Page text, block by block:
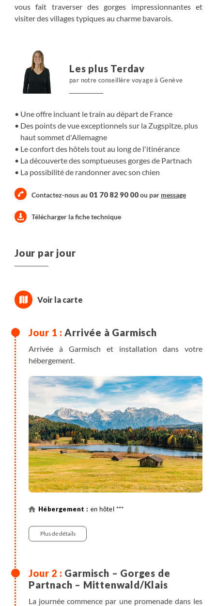
vous fait traverser des gorges impressionnantes et
visiter des villages typiques au charme bavarois.
Les plus Terdav
par notre conseillère voyage à Genève
Une offre incluant le train au départ de France
Des points de vue exceptionnels sur la Zugspitze, plus
haut sommet d'Allemagne
Le confort des hôtels tout au long de l'itinérance
La découverte des somptueuses gorges de Partnach
La possibilité de randonner avec son chien
Contactez-nous au 01 70 82 90 00ou par message
Télécharger la fiche technique
Jour par jour
Arrivée à Garmisch
Arrivée à Garmisch et installation dans votre
hébergement.
en hôtel ***
Plus de détails
Garmisch – Gorges de
Partnach – Mittenwald/Klais
La journée commence par une promenade dans les